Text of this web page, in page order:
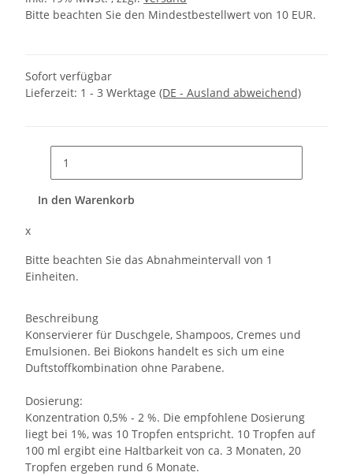
Bitte beachten Sie den Mindestbestellwert von 10 EUR.
Sofort verfügbar
Lieferzeit: 1 - 3 Werktage (DE - Ausland abweichend)
In den Warenkorb
x
Bitte beachten Sie das Abnahmeintervall von 1
Einheiten.
Beschreibung
Konservierer für Duschgele, Shampoos, Cremes und
Emulsionen. Bei Biokons handelt es sich um eine
Duftstoffkombination ohne Parabene.
Dosierung:
Konzentration 0,5% - 2 %. Die empfohlene Dosierung
liegt bei 1%, was 10 Tropfen entspricht. 10 Tropfen auf
100 ml ergibt eine Haltbarkeit von ca. 3 Monaten, 20
Tropfen ergeben rund 6 Monate.